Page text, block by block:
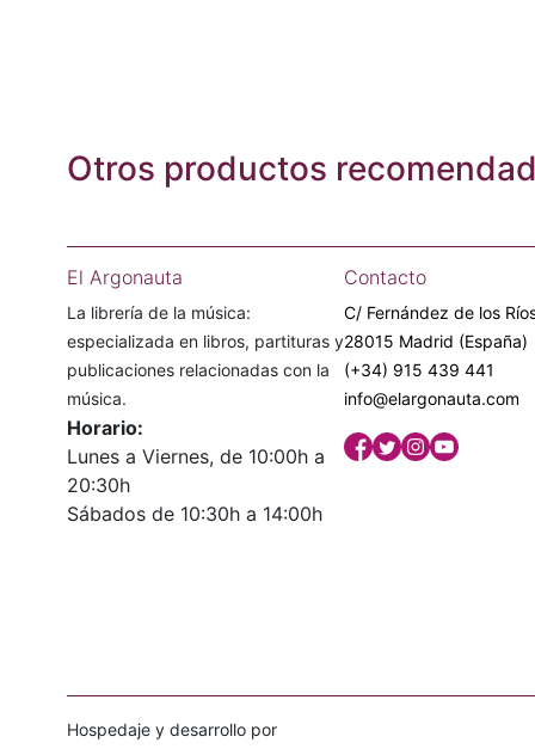
Otros productos
El Argonauta
La librería de la música:
especializada en libros, partituras y
publicaciones relacionadas con la
música.
Horario:
Lunes a Viernes, de 10:00h a
20:30h
Sábados de 10:30h a 14:00h
Contacto
C/ Fernández de los
28015 Madrid (España)
(+34) 915 439 441
info@elargonauta.com
Hospedaje y desarrollo por